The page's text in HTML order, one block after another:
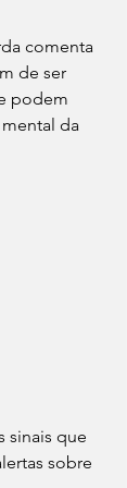
comenta
de ser
podem
da
sinais que
sobre